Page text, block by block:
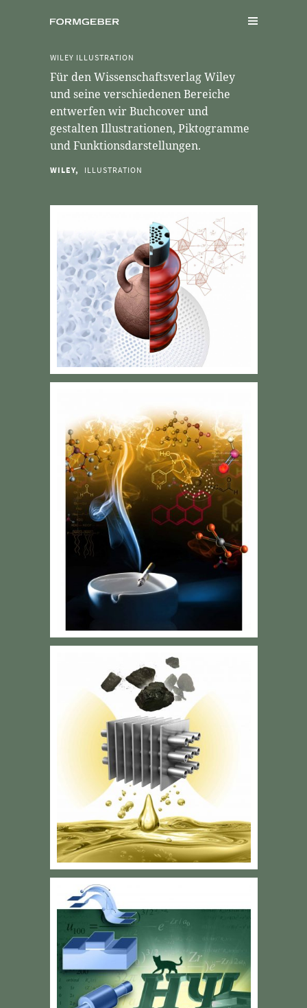
WILEY ILLUSTRATION
Für den Wissenschaftsverlag Wiley
und seine verschiedenen Bereiche
entwerfen wir Buchcover und
gestalten Illustrationen, Piktogramme
und Funktionsdarstellungen.
WILEY, ILLUSTRATION